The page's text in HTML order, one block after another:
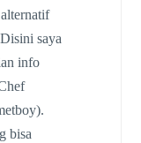
saya
info
bisa